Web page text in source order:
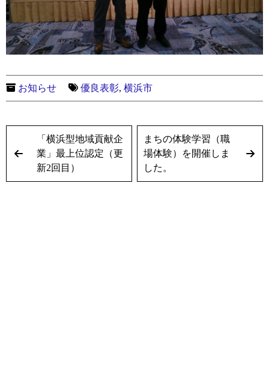
お知らせ 優良表彰, 横浜市
「横浜型地域貢献企
業」最上位認定（更
新2回目）
まちの体験学習（職
場体験）を開催しま
した。